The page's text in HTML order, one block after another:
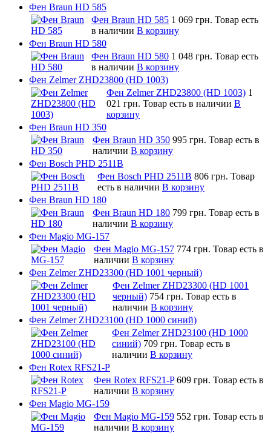
Фен Braun HD 585
Фен Braun HD 585 1 069 грн. Товар есть
в наличии В корзину
Фен Braun HD 580
Фен Braun HD 580 1 048 грн. Товар есть
в наличии В корзину
Фен Zelmer ZHD23800 (HD 1003)
Фен Zelmer ZHD23800 (HD 1003) 1
021 грн. Товар есть в наличии В
корзину
Фен Braun HD 350
Фен Braun HD 350 995 грн. Товар есть в
наличии В корзину
Фен Bosch PHD 2511B
Фен Bosch PHD 2511B 806 грн. Товар
есть в наличии В корзину
Фен Braun HD 180
Фен Braun HD 180 799 грн. Товар есть в
наличии В корзину
Фен Magio MG-157
Фен Magio MG-157 774 грн. Товар есть в
наличии В корзину
Фен Zelmer ZHD23300 (HD 1001 черный)
Фен Zelmer ZHD23300 (HD 1001
черный) 754 грн. Товар есть в
наличии В корзину
Фен Zelmer ZHD23100 (HD 1000 синий)
Фен Zelmer ZHD23100 (HD 1000
синий) 709 грн. Товар есть в
наличии В корзину
Фен Rotex RFS21-P
Фен Rotex RFS21-P 609 грн. Товар есть в
наличии В корзину
Фен Magio MG-159
Фен Magio MG-159 552 грн. Товар есть в
наличии В корзину